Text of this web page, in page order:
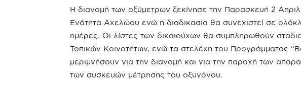
Η διανομή των οξύμετρων ξεκίνησε την Παρασκευή 2
Ενότητα Αχελώου ενώ η διαδικασία θα συνεχιστεί σε
ημέρες. Οι λίστες των δικαιούχων θα συμπληρωθούν
Τοπικών Κοινοτήτων, ενώ τα στελέχη του Προγράμματος
μεριμνήσουν για την διανομή και για την παροχή των
των συσκευών μέτρησης του οξυγόνου.